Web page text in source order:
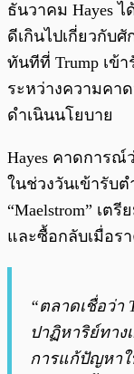
ธันวาคม Hayes
ดีเกินไปเกี่ยวกับ
ทันทีที่ Trump เข้
ระหว่างความคา
ดำเนินนโยบาย
Hayes คาดการณ์
ในช่วงวันเข้ารับ
“Maelstrom” เต
และซื้อกลับเมื่อร
“ตลาดเชื่อว่า
ปาฏิหาริย์ทาง
การแก้ปัญหา